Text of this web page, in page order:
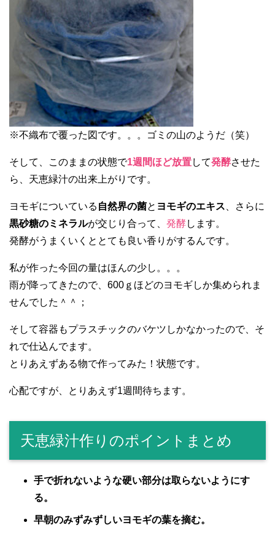
※不織布で覆った図です。。。ゴミの山のようだ（笑）
そして、このままの状態で1週間ほど放置して発酵させた
ら、天恵緑汁の出来上がりです。
ヨモギについている 自然界の菌と ヨモギのエキス 、さらに
黒砂糖のミネラルが交じり合って、 発酵します。
発酵がうまくいくととても良い香りがするんです。
私が作った今回の量はほんの少し。。。
雨が降ってきたので、600ｇほどのヨモギしか集められま
せんでした＾＾；
そして容器もプラスチックのバケツしかなかったので、そ
れで仕込んでます。
とりあえずある物で作ってみた！状態です。
心配ですが、とりあえず1週間待ちます。
天恵緑汁作りのポイントまとめ
手で折れないような硬い部分は取らないようにす
る。
早朝のみずみずしいヨモギの葉を摘む。